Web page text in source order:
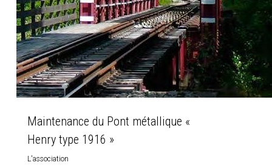
Maintenance du Pont métallique «
Henry type 1916 »
L'association